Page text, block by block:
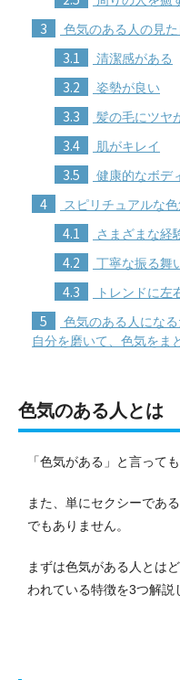
3 色気のある人の見
3.1 清潔感がある
3.2 姿勢が良い
3.3 髪の毛にツヤ
3.4 肌がキレイ
3.5 健康的なボデ
4 スピリチュアルな
4.1 さまざまな経
4.2 丁寧な振る舞
4.3 トレンドに左
5
色気のある人にな
自分を磨いて、色気をま
色気のある人とは
「色気がある」と言って
また、単にセクシーであ
でもありません。
まずは色気がある人とは
われている特徴を3つ解説